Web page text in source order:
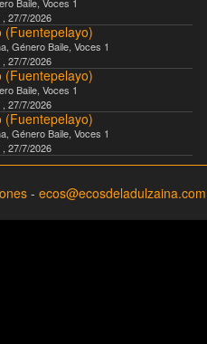
27/7/2026
(Fuentepelayo)
, Género Baile , Voces 1
27/7/2026
(Fuentepelayo)
Baile , Voces 1
27/7/2026
(Fuentepelayo)
, Género Baile , Voces 1
27/7/2026
- ecos@ecosdeladulzaina.com